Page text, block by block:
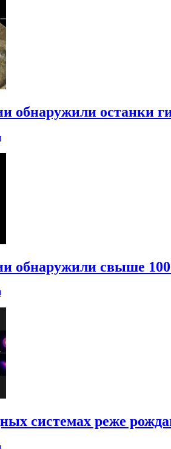
обнаружили останки
обнаружили свыше
системах реже